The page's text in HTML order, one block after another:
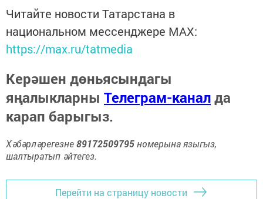
Читайте новости Татарстана в
национальном мессенджере MАХ:
https://max.ru/tatmedia
Керәшен дөньясындагы
яңалыкларны Телеграм-каналда
карап барыгыз.
Хәбәрләрегезне89172509795номерына языгыз,
шалтыратып әйтегез.
Перейти на страницу новости